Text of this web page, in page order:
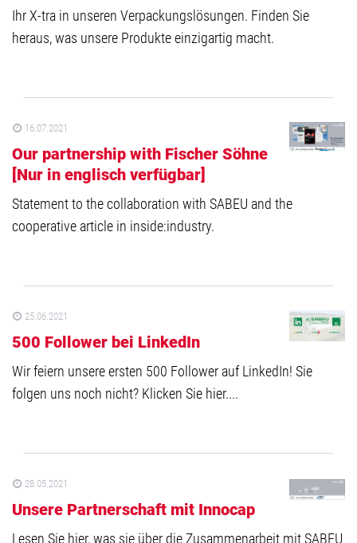
Ihr X-tra in unseren Verpackungslösungen. Finden Sie
heraus, was unsere Produkte einzigartig macht.
16.07.2021
Our partnership with Fischer Söhne
[Nur in englisch verfügbar]
Statement to the collaboration with SABEU and the
cooperative article in inside:industry.
25.06.2021
500 Follower bei LinkedIn
Wir feiern unsere ersten 500 Follower auf LinkedIn! Sie
folgen uns noch nicht? Klicken Sie hier....
28.05.2021
Unsere Partnerschaft mit Innocap
Lesen Sie hier, was sie über die Zusammenarbeit mit SABEU